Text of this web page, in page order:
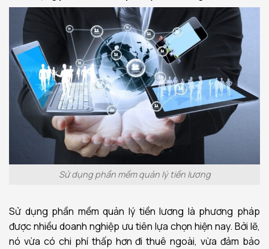
Sử dụng phần mềm quản lý tiền lương
Sử dụng phần mềm quản lý tiền lương là phương pháp
được nhiều doanh nghiệp ưu tiên lựa chọn hiện nay. Bởi lẽ,
nó vừa có chi phí thấp hơn đi thuê ngoài, vừa đảm bảo